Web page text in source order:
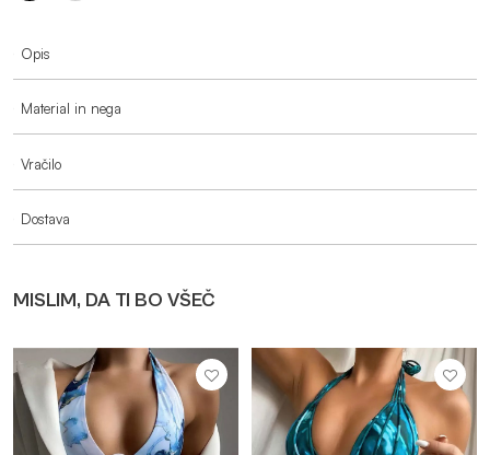
Opis
Material in nega
Vračilo
Dostava
MISLIM, DA TI BO VŠEČ